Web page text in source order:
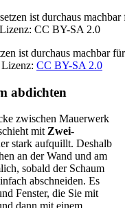
ist durchaus machbar
Lizenz: CC BY-SA 2.0
abdichten
zwischen Mauerwerk
mit Zwei-
stark aufquillt. Deshalb
an der Wand und am
sobald der Schaum
abschneiden. Es
Fenster, die Sie mit